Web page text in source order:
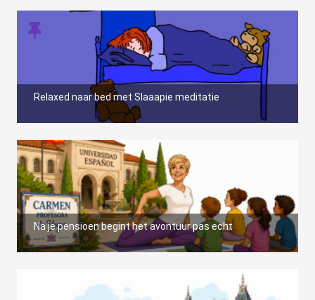
Relaxed naar bed met Slaaapie meditatie
Na je pensioen begint het avontuur pas echt